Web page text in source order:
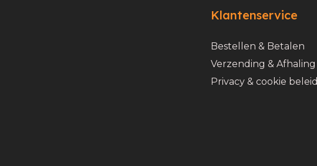
Klantenservice
Bestellen & Betalen
Verzending & Afhaling
Privacy & cookie beleid